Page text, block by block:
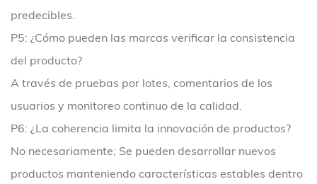
predecibles.
P5: ¿Cómo pueden las marcas verificar la consistencia
del producto?
A través de pruebas por lotes, comentarios de los
usuarios y monitoreo continuo de la calidad.
P6: ¿La coherencia limita la innovación de productos?
No necesariamente; Se pueden desarrollar nuevos
productos manteniendo características estables dentro